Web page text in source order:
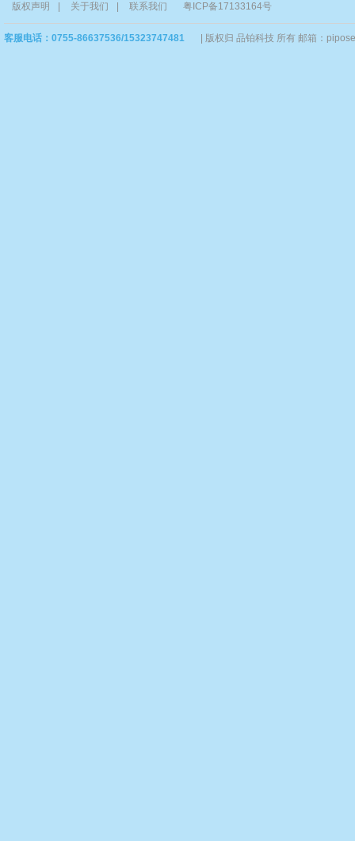
版权声明 关于我们 联系我们 粤ICP备17133164号
客服电话：0755-86637536/15323747481 版权归 品铂科技 所有 邮箱：